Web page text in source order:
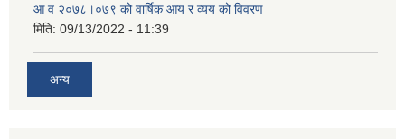
आ‍ व २०७८।०७९ को वार्षिक आय र व्यय को विवरण
मिति: 09/13/2022 - 11:39
अन्य